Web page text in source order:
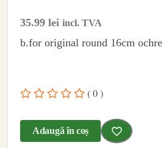
35.99 lei incl. TVA
b.for original round 16cm ochre
( 0 )
Adaugă în coș